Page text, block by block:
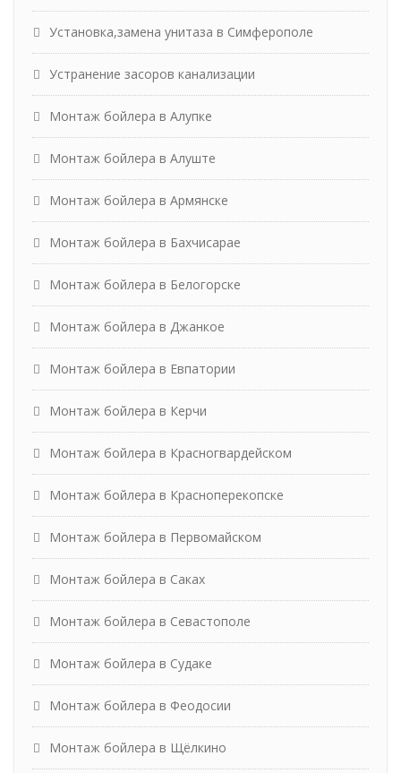
Установка,замена унитаза в Симферополе
Устранение засоров канализации
Монтаж бойлера в Алупке
Монтаж бойлера в Алуште
Монтаж бойлера в Армянске
Монтаж бойлера в Бахчисарае
Монтаж бойлера в Белогорске
Монтаж бойлера в Джанкое
Монтаж бойлера в Евпатории
Монтаж бойлера в Керчи
Монтаж бойлера в Красногвардейском
Монтаж бойлера в Красноперекопске
Монтаж бойлера в Первомайском
Монтаж бойлера в Саках
Монтаж бойлера в Севастополе
Монтаж бойлера в Судаке
Монтаж бойлера в Феодосии
Монтаж бойлера в Щёлкино